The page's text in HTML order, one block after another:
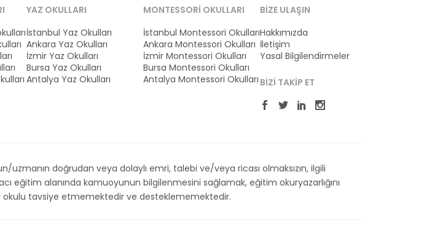
YAZ OKULLARI
İstanbul Yaz Okulları
Ankara Yaz Okulları
İzmir Yaz Okulları
Bursa Yaz Okulları
Antalya Yaz Okulları
MONTESSORI OKULLARI
İstanbul Montessori Okulları
Ankara Montessori Okulları
İzmir Montessori Okulları
Bursa Montessori Okulları
Antalya Montessori Okulları
BIZE ULAŞIN
Hakkımızda
İletişim
Yasal Bilgilendirmeler
BIZI TAKIP ET
doğrudan veya dolaylı emri, talebi ve/veya ricası olmaksızın, ilgili
eğitim alanında kamuoyunun bilgilenmesini sağlamak, eğitim okuryazarlığını
okulu tavsiye etmemektedir ve desteklememektedir.